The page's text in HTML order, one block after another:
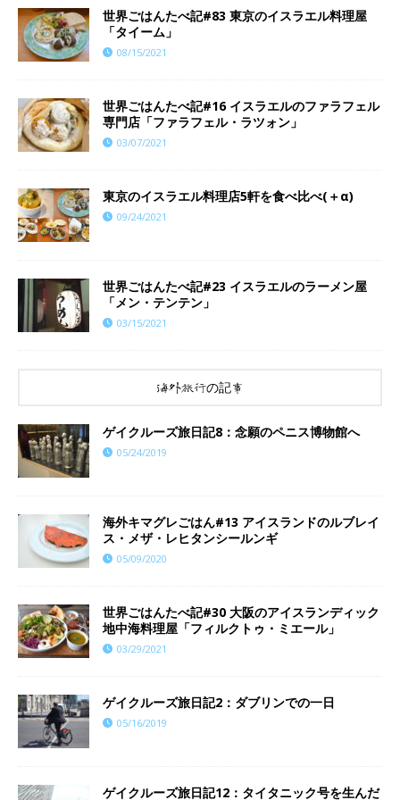
世界ごはんたべ記#83 東京のイスラエル料理屋
「タイーム」
08/15/2021
世界ごはんたべ記#16 イスラエルのファラフェル
専門店「ファラフェル・ラツォン」
03/07/2021
東京のイスラエル料理店5軒を食べ比べ(＋α)
09/24/2021
世界ごはんたべ記#23 イスラエルのラーメン屋
「メン・テンテン」
03/15/2021
海外旅行の記事
ゲイクルーズ旅日記8：念願のペニス博物館へ
05/24/2019
海外キマグレごはん#13 アイスランドのルブレイ
ス・メザ・レヒタンシールンギ
05/09/2020
世界ごはんたべ記#30 大阪のアイスランディック
地中海料理屋「フィルクトゥ・ミエール」
03/29/2021
ゲイクルーズ旅日記2：ダブリンでの一日
05/16/2019
ゲイクルーズ旅日記12：タイタニック号を生んだ